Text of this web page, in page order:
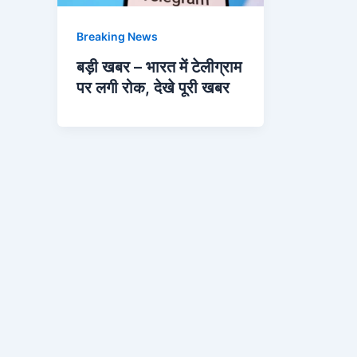
Breaking News
बड़ी खबर – भारत में टेलीग्राम
पर लगी रोक, देखे पूरी खबर